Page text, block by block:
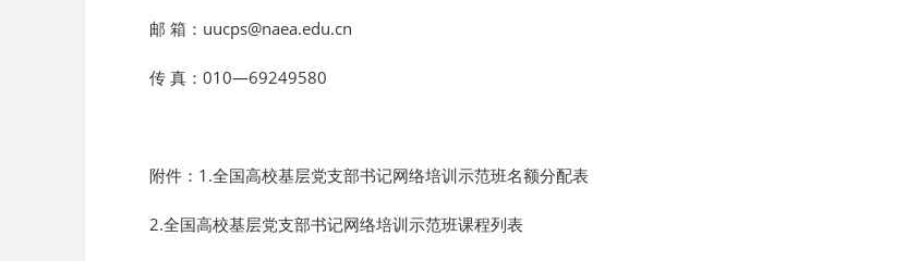
邮 箱：uucps@naea.edu.cn
传 真：010—69249580
附件：1.全国高校基层党支部书记网络培训示范班名额分配表
2.全国高校基层党支部书记网络培训示范班课程列表